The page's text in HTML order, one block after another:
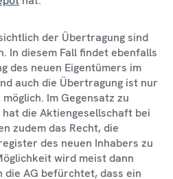
der Übertragung sind
In diesem Fall findet ebenfalls
des neuen Eigentümers im
auch die Übertragung ist nur
Im Gegensatz zu
die Aktiengesellschaft bei
zudem das Recht, die
des neuen Inhabers zu
wird meist dann
die AG befürchtet, dass ein